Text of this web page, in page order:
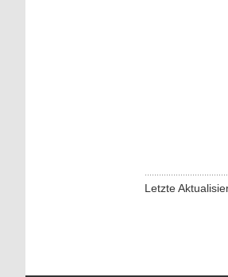
Letzte